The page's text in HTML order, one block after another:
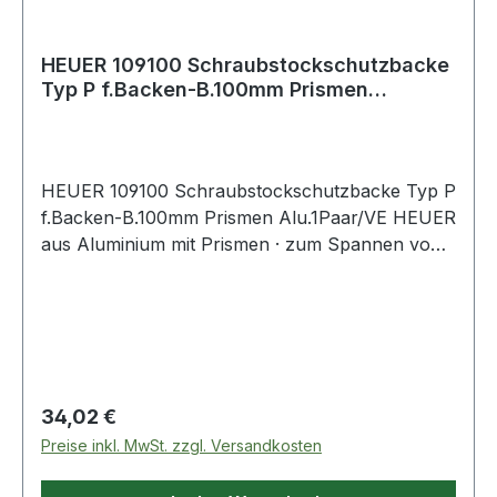
HEUER 109100 Schraubstockschutzbacke
Typ P f.Backen-B.100mm Prismen
HEUER 109100 Schraubstockschutzbacke Typ P
f.Backen-B.100mm Prismen Alu.1Paar/VE HEUER
aus Aluminium mit Prismen · zum Spannen von
Regulärer Preis:
34,02 €
Preise inkl. MwSt. zzgl. Versandkosten